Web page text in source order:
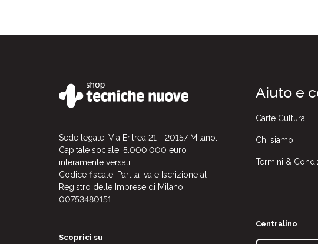
Sede legale: Via Eritrea 21 - 20157 Milano.
Capitale sociale: 5.000.000 euro
interamente versati.
Codice fiscale, Partita Iva e Iscrizione al
Registro delle Imprese di Milano:
00753480151
Scoprici su
Aiuto e
Carte Cultura
Chi siamo
Termini &
Centralino